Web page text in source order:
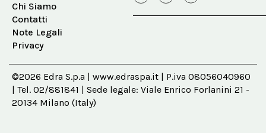
Chi Siamo
Contatti
Note Legali
Privacy
©2026 Edra S.p.a | www.edraspa.it | P.iva 08056040960
| Tel. 02/881841 | Sede legale: Viale Enrico Forlanini 21 -
20134 Milano (Italy)